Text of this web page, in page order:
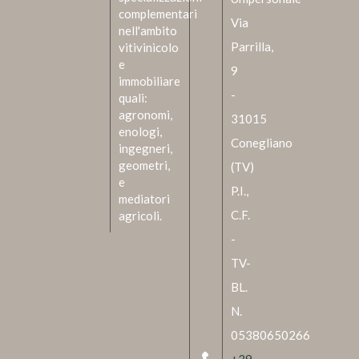
complementari
nell'ambito
vitivinicolo
e
immobiliare
quali:
agronomi,
enologi,
ingegneri,
geometri,
e
mediatori
agricoli.
Via
Parrilla,
9
-
31015
Conegliano
(TV)
P.I.,
C.F.
-
TV-
BL.
N.
05380650266